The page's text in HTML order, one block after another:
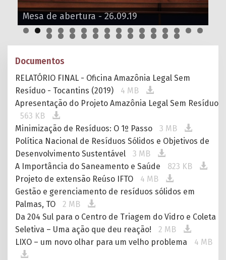
Mesa de abertura - 26.09.19
Documentos
RELATÓRIO FINAL - Oficina Amazônia Legal Sem
Resíduo - Tocantins (2019)
4 MB
Apresentação do Projeto Amazônia Legal Sem Resíduo
563 KB
Minimização de Resíduos: O 1º Passo
3 MB
Política Nacional de Resíduos Sólidos e Objetivos de
Desenvolvimento Sustentável
3 MB
A Importância do Saneamento e Saúde
823 KB
Projeto de extensão Reúso IFTO
4 MB
Gestão e gerenciamento de resíduos sólidos em
Palmas, TO
2 MB
Da 204 Sul para o Centro de Triagem do Vidro e Coleta
Seletiva – Uma ação que deu reação!
2 MB
LIXO – um novo olhar para um velho problema
4 MB